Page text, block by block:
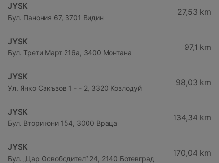
JYSK
Бул. Панония 67, 3701 Видин
27,53 km
JYSK
Бул. Трети Март 216a, 3400 Монтана
97,1 km
JYSK
Ул. Янко Сакъзов 1 - - 2, 3320 Козлодуй
98,03 km
JYSK
Бул. Втори юни 154, 3000 Враца
134,34 km
JYSK
Бул. „Цар Освободител“ 24, 2140 Ботевград
170,04 km